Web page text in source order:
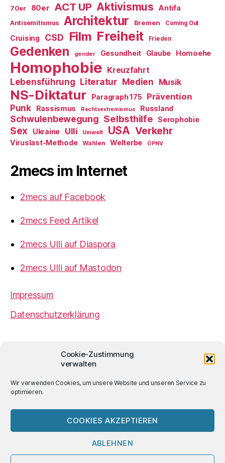
Cookie-Zustimmung
verwalten
Wir verwenden Cookies, um unsere Website und unseren Service zu
optimieren.
COOKIES AKZEPTIEREN
ABLEHNEN
70er 80er ACT UP Aktivismus Antifa
Antisemitismus Architektur Bremen Coming Out
Cruising CSD Film Freiheit Frieden
Gedenken gender Gesundheit Glaube Homoehe
Homophobie Kreuzfahrt
Lebensführung Literatur Medien Musik
NS-Diktatur Paragraph 175
Prävention
Punk
Rassismus Rechtsextremismus Russland
Schwulenbewegung Selbsthilfe Serophobie
Sex Ukraine Ulli Umwelt USA Verkehr
Viruslast-Methode Wahlen Welterbe ÖPNV
2mecs im Internet
2mecs auf Facebook
2mecs Feed Artikel
2mecs Ulli auf Diaspora
2mecs Ulli auf Mastodon
Impressum
Datenschutzerklärung
Ulrich Würdemannist sofern nicht
anders angegeben lizenziert unter einer
Creative
Lizenz.